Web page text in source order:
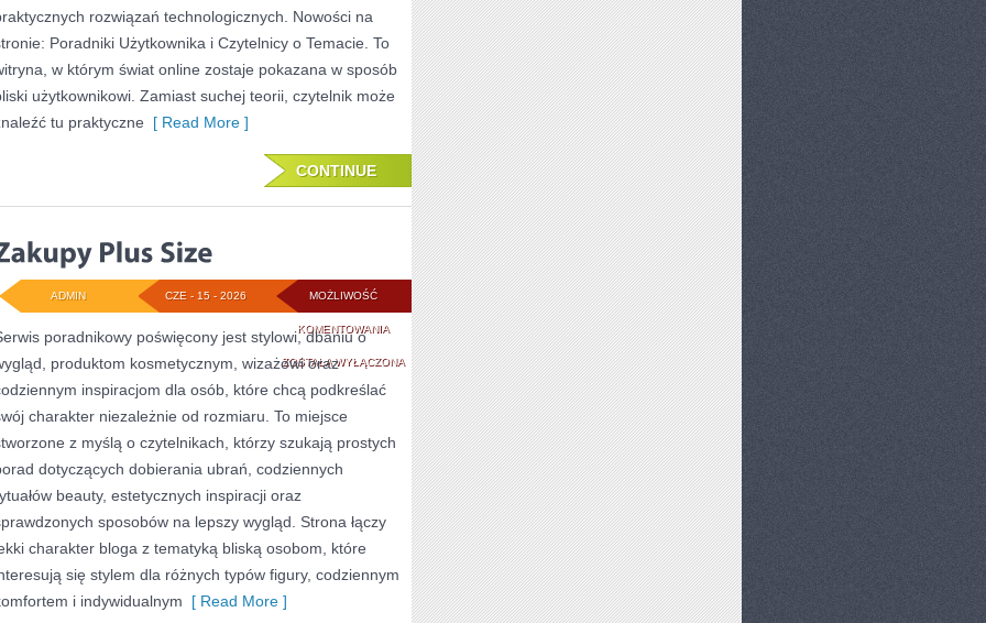
rozwiązań technologicznych. Nowości na
Poradniki Użytkownika i Czytelnicy o Temacie. To
w którym świat online zostaje pokazana w sposób
użytkownikowi. Zamiast suchej teorii, czytelnik może
tu praktyczne [ Read More ]
CONTINUE
MOŻLIWOŚĆ
KOMENTOWANIAZAKUPY
PLUS
SIZE
ZOSTAŁA WYŁĄCZONA
CZE - 15 - 2026
ADMIN
poradnikowy poświęcony jest stylowi, dbaniu o
produktom kosmetycznym, wizażowi oraz
inspiracjom dla osób, które chcą podkreślać
charakter niezależnie od rozmiaru. To miejsce
z myślą o czytelnikach, którzy szukają prostych
dotyczących dobierania ubrań, codziennych
beauty, estetycznych inspiracji oraz
sposobów na lepszy wygląd. Strona łączy
charakter bloga z tematyką bliską osobom, które
się stylem dla różnych typów figury, codziennym
i indywidualnym [ Read More ]